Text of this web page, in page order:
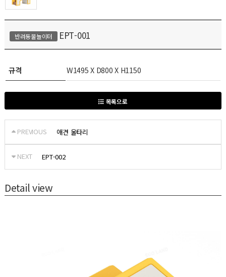
반려동물놀이터 EPT-001
규격 W1495 X D800 X H1150
목록으로
PREVIOUS 애견 울타리
NEXT EPT-002
Detail view